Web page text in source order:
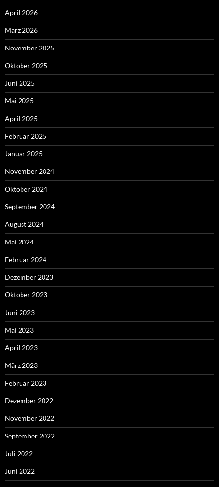
April 2026
März 2026
November 2025
Oktober 2025
Juni 2025
Mai 2025
April 2025
Februar 2025
Januar 2025
November 2024
Oktober 2024
September 2024
August 2024
Mai 2024
Februar 2024
Dezember 2023
Oktober 2023
Juni 2023
Mai 2023
April 2023
März 2023
Februar 2023
Dezember 2022
November 2022
September 2022
Juli 2022
Juni 2022